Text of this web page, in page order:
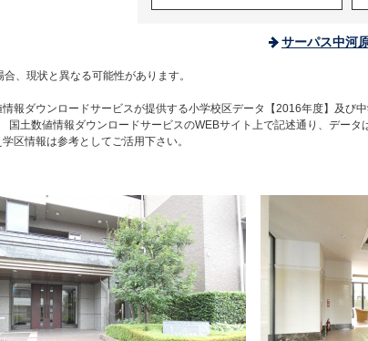
サーパス中河
、現状と異なる可能性があります。
報ダウンロードサービスが提供する小学校区データ【2016年度】及び
土数値情報ダウンロードサービスのWEBサイト上で記述通り、データ
区情報は参考としてご活用下さい。